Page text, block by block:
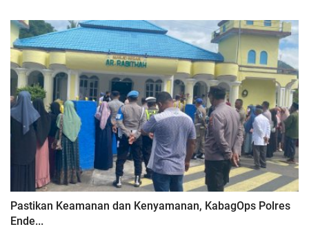
Pastikan Keamanan dan Kenyamanan, KabagOps Polres
Ende...